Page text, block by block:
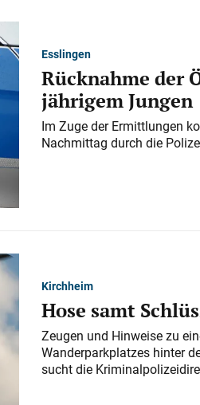
Esslingen
Rücknahme der
jährigem Jungen
Im Zuge der Ermittlungen
Nachmittag durch die
Kirchheim
Hose samt
Zeugen und Hinweise zu
Wanderparkplatzes hinter
sucht die